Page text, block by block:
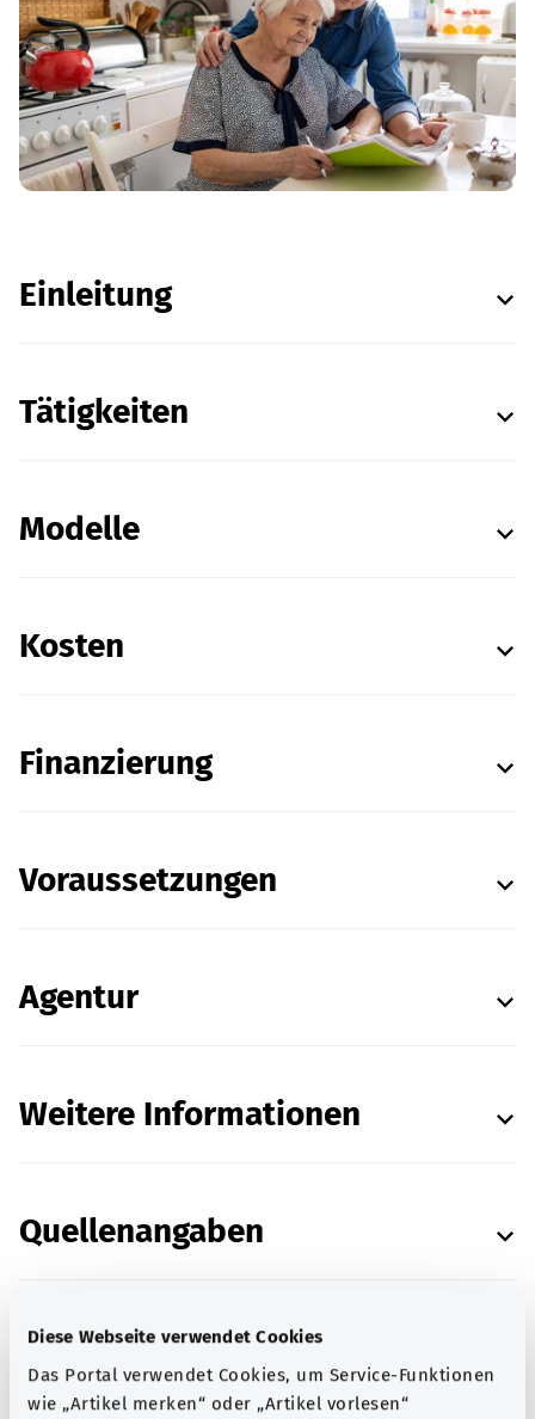
Diese Webseite verwendet Cookies
Das Portal verwendet Cookies, um Service-Funktionen
wie „Artikel merken“ oder „Artikel vorlesen“
Einleitung
Tätigkeiten
Modelle
Kosten
Finanzierung
Voraussetzungen
Agentur
Weitere Informationen
Quellenangaben
Geprüft durch dieVerbraucherzentrale
Nordrhein-Westfalen e.V. (VZ NRW)